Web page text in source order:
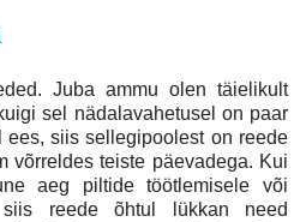
Juba ammu olen täielikult
sel nädalavahetusel on paar
ees, siis sellegipoolest on reede
võrreldes teiste päevadega. Kui
aeg piltide töötlemisele või
siis reede õhtul lükkan need